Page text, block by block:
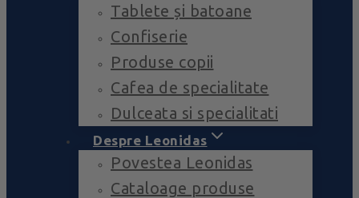
Tablete și batoane
Confiserie
Produse copii
Cafea de specialitate
Dulceata si specialitati
Despre Leonidas
Povestea Leonidas
Cataloage produse